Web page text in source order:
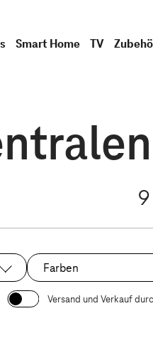
Smart Home TV
9
Farben
Versand und Verkauf